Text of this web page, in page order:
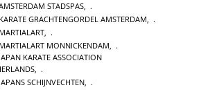
STADSPAS,
KARATE GRACHTENGORDEL AMSTERDAM,
MARTIALART,
MARTIALART MONNICKENDAM,
JAPAN KARATE ASSOCIATION
,
JAPANS SCHIJNVECHTEN,